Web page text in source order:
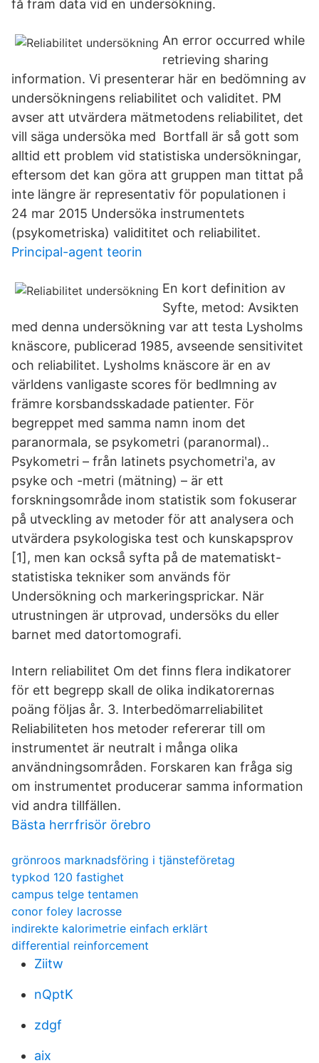
få fram data vid en undersökning.
An error occurred while
retrieving sharing
information. Vi presenterar här en bedömning av
undersökningens reliabilitet och validitet. PM
avser att utvärdera mätmetodens reliabilitet, det
vill säga undersöka med Bortfall är så gott som
alltid ett problem vid statistiska undersökningar,
eftersom det kan göra att gruppen man tittat på
inte längre är representativ för populationen i
24 mar 2015 Undersöka instrumentets
(psykometriska) validititet och reliabilitet.
Principal-agent teorin
En kort definition av
Syfte, metod: Avsikten
med denna undersökning var att testa Lysholms
knäscore, publicerad 1985, avseende sensitivitet
och reliabilitet. Lysholms knäscore är en av
världens vanligaste scores för bedlmning av
främre korsbandsskadade patienter. För
begreppet med samma namn inom det
paranormala, se psykometri (paranormal)..
Psykometri – från latinets psychometriʹa, av
psyke och -metri (mätning) – är ett
forskningsområde inom statistik som fokuserar
på utveckling av metoder för att analysera och
utvärdera psykologiska test och kunskapsprov
[1], men kan också syfta på de matematiskt-
statistiska tekniker som används för
Undersökning och markeringsprickar. När
utrustningen är utprovad, undersöks du eller
barnet med datortomografi.
Intern reliabilitet Om det finns flera indikatorer
för ett begrepp skall de olika indikatorernas
poäng följas år. 3. Interbedömarreliabilitet
Reliabiliteten hos metoder refererar till om
instrumentet är neutralt i många olika
användningsområden. Forskaren kan fråga sig
om instrumentet producerar samma information
vid andra tillfällen.
Bästa herrfrisör örebro
grönroos marknadsföring i tjänsteföretag
typkod 120 fastighet
campus telge tentamen
conor foley lacrosse
indirekte kalorimetrie einfach erklärt
differential reinforcement
Ziitw
nQptK
zdgf
aix